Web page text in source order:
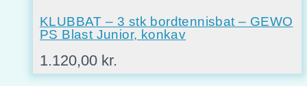
KLUBBAT – 3 stk bordtennisbat – GEWO
PS Blast Junior, konkav
1.120,00 kr.